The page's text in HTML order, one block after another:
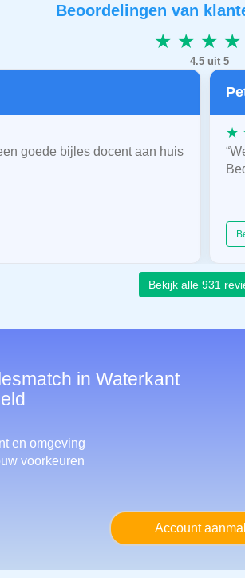
Beoordelingen van
★ ★ ★ ★
4.5 uit 5
goede bijles docent aan huis
★
Bekijk alle 931
in Waterkant
en omgeving
voorkeuren
Account